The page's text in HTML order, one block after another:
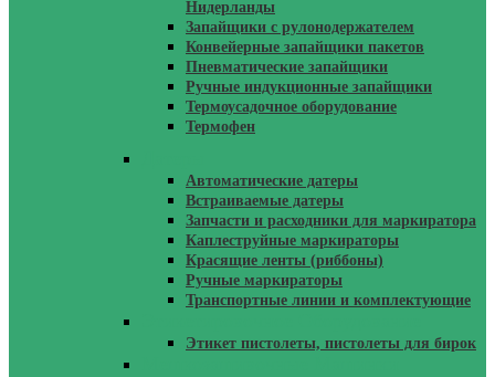
Нидерланды
Запайщики с рулонодержателем
Конвейерные запайщики пакетов
Пневматические запайщики
Ручные индукционные запайщики
Термоусадочное оборудование
Термофен
Автоматические датеры
Встраиваемые датеры
Запчасти и расходники для маркиратора
Каплеструйные маркираторы
Красящие ленты (риббоны)
Ручные маркираторы
Транспортные линии и комплектующие
Этикет пистолеты, пистолеты для бирок